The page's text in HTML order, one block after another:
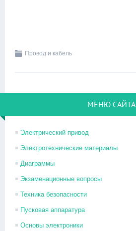
Провод и кабель
МЕНЮ САЙТА
Электрический привод
Электротехнические материалы
Диаграммы
Экзаменационные вопросы
Техника безопасности
Пусковая аппаратура
Основы электроники